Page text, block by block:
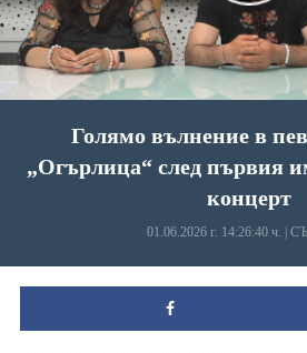
Голямо вълнение в
„Огърлица“ след първия
концерт
01.06.2026 г. 14:26:40 ч.